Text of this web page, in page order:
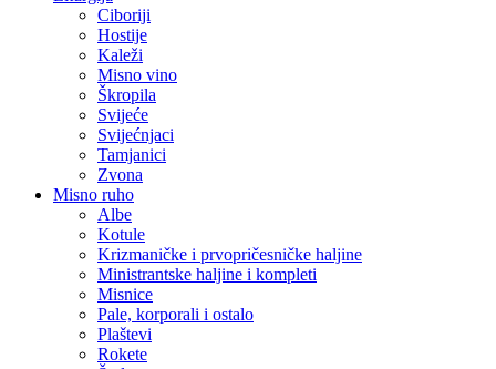
Ciboriji
Hostije
Kaleži
Misno vino
Škropila
Svijeće
Svijećnjaci
Tamjanici
Zvona
Misno ruho
Albe
Kotule
Krizmaničke i prvopričesničke haljine
Ministrantske haljine i kompleti
Misnice
Pale, korporali i ostalo
Plaštevi
Rokete